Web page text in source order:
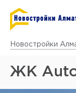
Новостройки
ЖК